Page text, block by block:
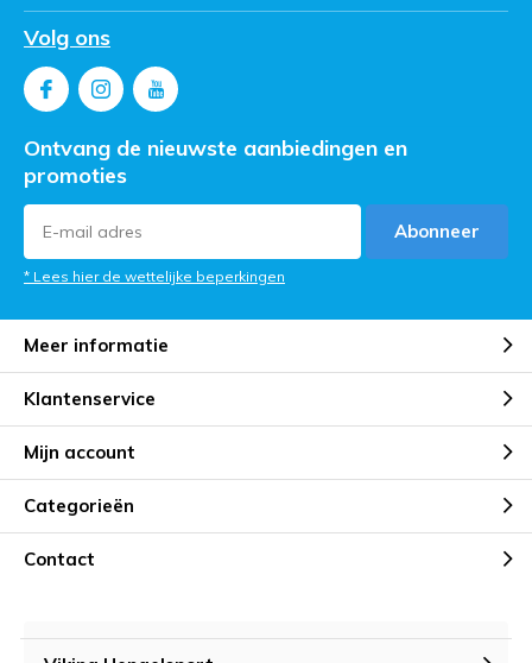
Volg ons
Ontvang de nieuwste aanbiedingen en
promoties
Abonneer
* Lees hier de wettelijke beperkingen
Meer informatie
Klantenservice
Mijn account
Categorieën
Contact